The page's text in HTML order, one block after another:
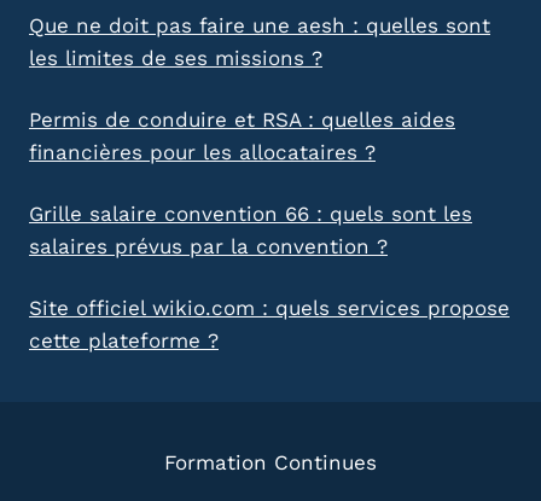
Que ne doit pas faire une aesh : quelles sont
les limites de ses missions ?
Permis de conduire et RSA : quelles aides
financières pour les allocataires ?
Grille salaire convention 66 : quels sont les
salaires prévus par la convention ?
Site officiel wikio.com : quels services propose
cette plateforme ?
Formation Continues